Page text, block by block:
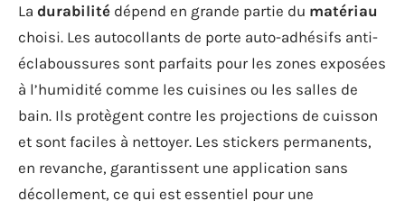
La durabilité dépend en grande partie du matériau
choisi. Les autocollants de porte auto-adhésifs anti-
éclaboussures sont parfaits pour les zones exposées
à l’humidité comme les cuisines ou les salles de
bain. Ils protègent contre les projections de cuisson
et sont faciles à nettoyer. Les stickers permanents,
en revanche, garantissent une application sans
décollement, ce qui est essentiel pour une